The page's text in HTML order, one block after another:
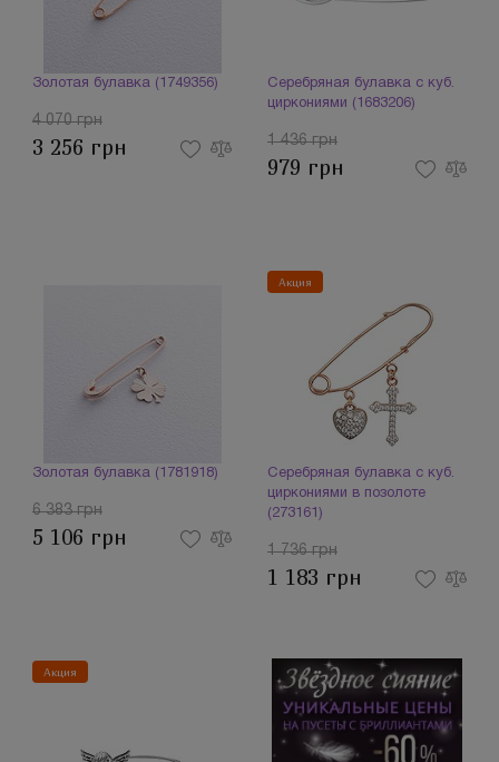
Золотая булавка (1749356)
4 070 грн
3 256 грн
Серебряная булавка с куб.
циркониями (1683206)
1 436 грн
979 грн
Золотая булавка (1781918)
6 383 грн
5 106 грн
Акция
Серебряная булавка с куб.
циркониями в позолоте
(273161)
1 736 грн
1 183 грн
Акция